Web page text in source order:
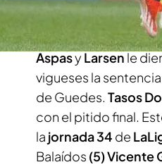
División al alejarse
juego. Tuvo que
Aspasy Larsen le
vigueses la
de Guedes. Tasos
con el pitido final.
la jornada 34 de
Balaídos (5) Vicente